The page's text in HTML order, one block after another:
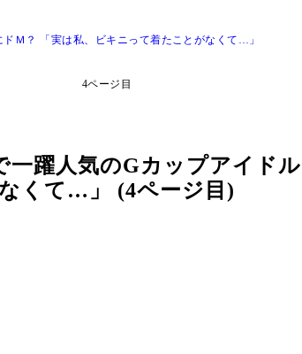
Ｍ？ 「実は私、ビキニって着たことがなくて…」
4ページ目
一躍人気のGカップアイド
くて…」 (4ページ目)